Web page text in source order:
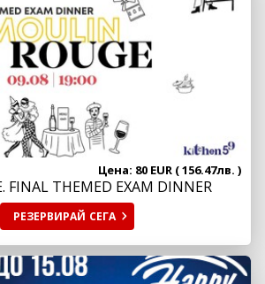
Цена: 80 EUR ( 156.47лв. )
FINAL THEMED EXAM DINNER
РЕЗЕРВИРАЙ СЕГА